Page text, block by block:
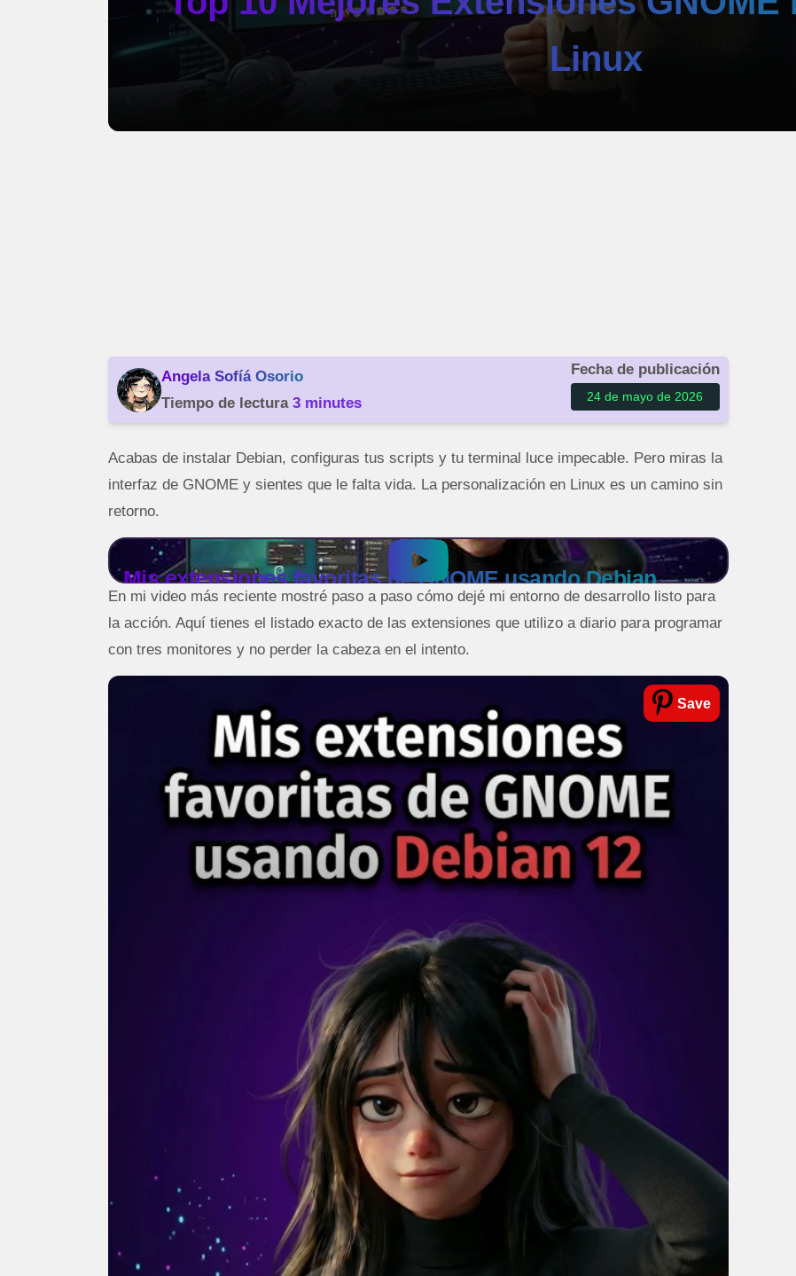
Linux
Angela Sofíá Osorio
Tiempo de lectura 3 minutes
Fecha de publicación
24 de mayo de 2026
Acabas de instalar Debian, configuras tus scripts y tu terminal luce impecable. Pero miras la
interfaz de GNOME y sientes que le falta vida. La personalización en Linux es un camino sin
retorno.
Mis extensiones favoritas de GNOME usando Debian
En mi video más reciente mostré paso a paso cómo dejé mi entorno de desarrollo listo para
la acción. Aquí tienes el listado exacto de las extensiones que utilizo a diario para programar
con tres monitores y no perder la cabeza en el intento.
Save